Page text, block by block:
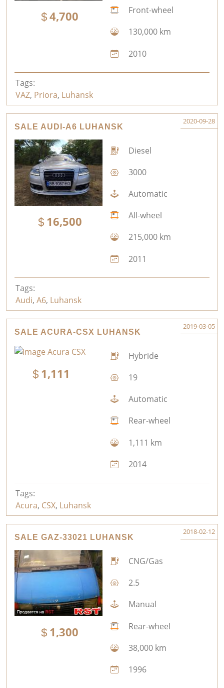
4,700
Front-wheel
130,000 km
2010
Tags:
VAZ, Priora, Luhansk
SALE AUDI-A6 LUHANSK
2020-09-28
16,500
Diesel
3000
Automatic
All-wheel
215,000 km
2011
Tags:
Audi, A6, Luhansk
SALE ACURA-CSX LUHANSK
2019-03-05
1,111
Hybride
19
Automatic
Rear-wheel
1,111 km
2014
Tags:
Acura, CSX, Luhansk
SALE GAZ-33021 LUHANSK
2018-02-12
1,300
CNG/Gas
2.5
Manual
Rear-wheel
38,000 km
1996